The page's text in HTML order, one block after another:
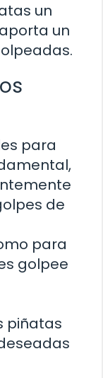
un
un
para
de
para
golpee
piñatas